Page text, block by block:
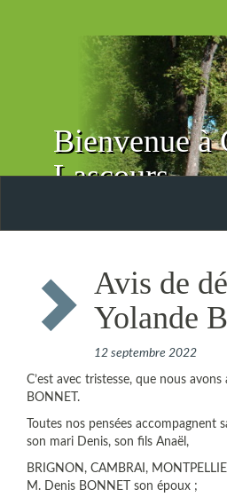
Bienvenue à
Lascours
Avis de
Yolande
12 septembre 2022
C’est avec tristesse, que nous
BONNET.
Toutes nos pensées accompagnent
son mari Denis, son fils Anaël,
BRIGNON, CAMBRAI,
M. Denis BONNET son époux ;